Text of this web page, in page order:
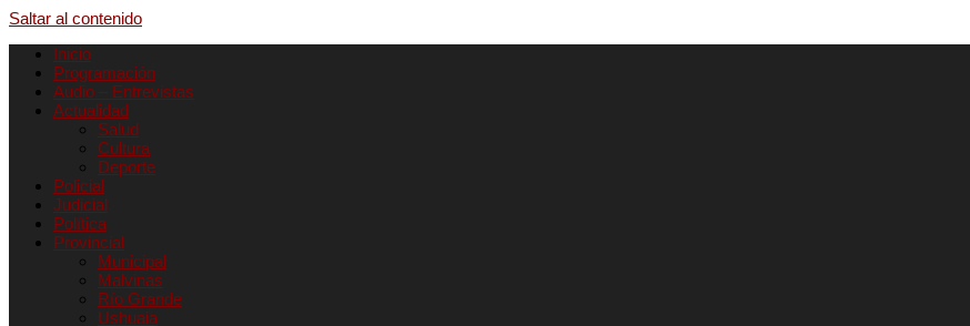
Saltar al contenido
Inicio
Programación
Audio – Entrevistas
Actualidad
Salud
Cultura
Deporte
Policial
Judicial
Política
Provincial
Municipal
Malvinas
Río Grande
Ushuaia